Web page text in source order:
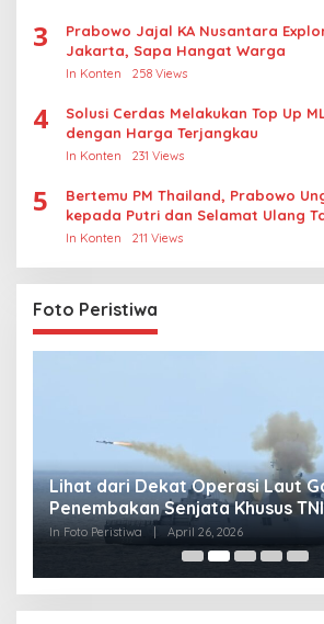
3
Prabowo Jajal KA Nusantara
Jakarta, Sapa Hangat Warga
In Konten 258 Views
4
Solusi Cerdas Melakukan Top Up
dengan Harga Terjangkau
In Konten 231 Views
5
Bertemu PM Thailand, Prabowo
kepada Putri dan Selamat Ulang
Thailand
In Konten 211 Views
Foto Peristiwa
Lihat dari Dekat Operasi Laut
Penembakan Senjata Khusus TNI
In Foto Peristiwa | April 26, 2026